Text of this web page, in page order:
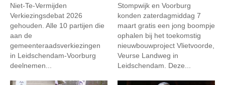
Niet-Te-Vermijden
Verkiezingsdebat 2026
gehouden. Alle 10 partijen die
aan de
gemeenteraadsverkiezingen
in Leidschendam-Voorburg
deelnemen...
Stompwijk en Voorburg
konden zaterdagmiddag 7
maart gratis een jong boompje
ophalen bij het toekomstig
nieuwbouwproject Vlietvoorde,
Veurse Landweg in
Leidschendam. Deze...